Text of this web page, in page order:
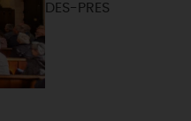
DES-PRES